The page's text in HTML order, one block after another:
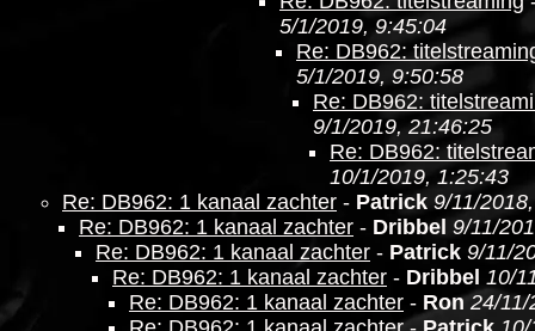
5/1/2019, 9:45:04
Re: DB962:
5/1/2019, 9:50:58
Re: DB962:
9/1/2019, 21:46:25
Re: DB962:
10/1/2019, 1:25:43
Re: DB962: 1 kanaal zachter - Patrick 9/11/
Re: DB962: 1 kanaal zachter - Dribbel 9/11/
Re: DB962: 1 kanaal zachter - Patrick 9/11/
Re: DB962: 1 kanaal zachter - Dribbel 10/
Re: DB962: 1 kanaal zachter - Ron 24/11/